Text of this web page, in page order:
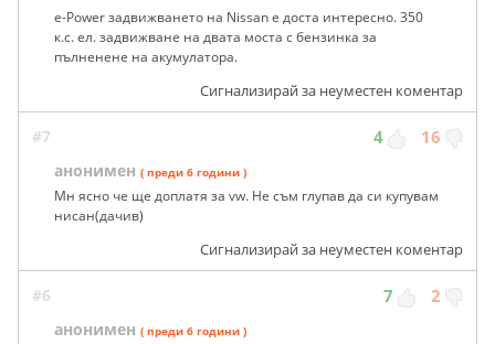
e-Power задвижването на Nissan е доста интересно. 350
к.с. ел. задвижване на двата моста с бензинка за
пълненене на акумулатора.
Сигнализирай за неуместен коментар
#7 4 16
анонимен ( преди 6 години )
Мн ясно че ще доплатя за vw. Не съм глупав да си купувам
нисан(дачив)
Сигнализирай за неуместен коментар
#6 7 2
анонимен ( преди 6 години )